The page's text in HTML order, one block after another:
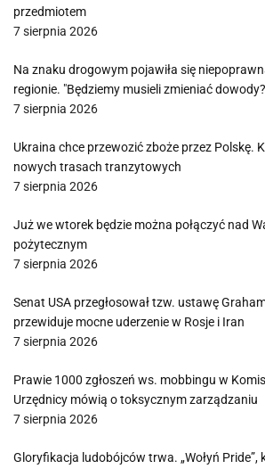
przedmiotem
7 sierpnia 2026
Na znaku drogowym pojawiła się
regionie. "Będziemy musieli zmieniać
7 sierpnia 2026
Ukraina chce przewozić zboże przez Polskę.
nowych trasach tranzytowych
7 sierpnia 2026
Już we wtorek będzie można połączyć nad
pożytecznym
7 sierpnia 2026
Senat USA przegłosował tzw. ustawę
przewiduje mocne uderzenie w Rosje i Iran
7 sierpnia 2026
Prawie 1000 zgłoszeń ws. mobbingu w
Urzędnicy mówią o toksycznym zarządzaniu
7 sierpnia 2026
Gloryfikacja ludobójców trwa. „Wołyń Pride”,